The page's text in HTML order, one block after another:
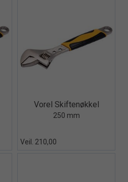
Quick View+
Vorel Skiftenøkkel
250 mm
Veil. 210,00